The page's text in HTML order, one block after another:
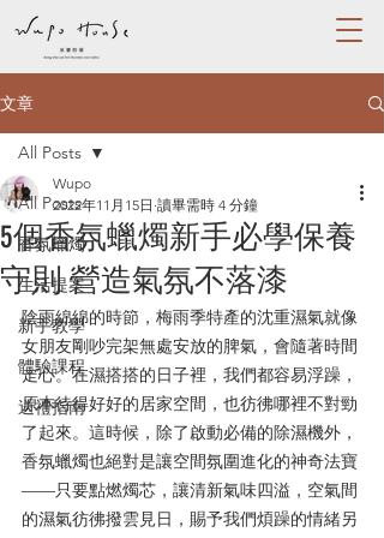
文章
All Posts
香氛蠟燭
生活提案
新手教學
體驗課程
送禮指南
All Posts
5個香氛蠟燭新手必學保養
守則 營造氣氛不落漆
Wupo
2022年11月15日 讀畢需時 4 分鐘
陰雨綿綿的時節，梅雨季特產的沈重濕氣就像
女朋友剛吵完架無處安放的脾氣，會隨著時間
走心。在濕搭搭的日子裡，我們都容易浮躁，
原本待得好好的居家空間，也彷彿哪裡不對勁
了起來。這時候，除了啟動必備的除濕機外，
香氛蠟燭也絕對是讓空間氛圍進化的神奇法寶
——只要點燃燭芯，讓清新氣味四溢，空氣間
的濕氣彷彿撥雲見日，賜予我們煩躁的情緒另